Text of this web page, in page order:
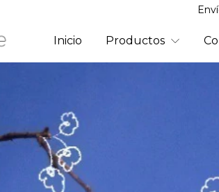
Inicio Productos